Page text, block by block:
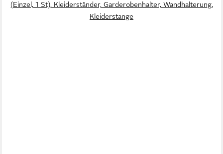
(Einzel, 1 St), Kleiderständer, Garderobenhalter, Wandhalterung,
Kleiderstange